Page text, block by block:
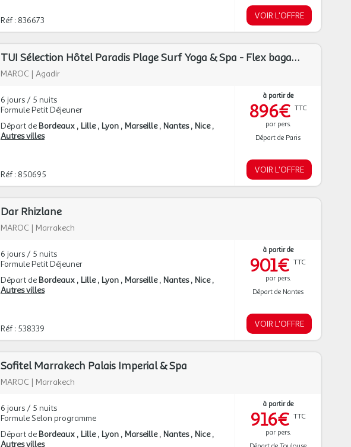
Réf : 836673 VOIR L'OFFRE
TUI Sélection Hôtel Paradis Plage Surf Yoga & Spa - Flex bagages inclus *****
MAROC | Agadir
6 jours / 5 nuits
Formule Petit Déjeuner
Départ de Bordeaux Lille Lyon Marseille Nantes Nice
Autres villes
Réf : 850695
à partir de
896€ TTC
par pers.
Départ de Paris
VOIR L'OFFRE
Dar Rhizlane
MAROC | Marrakech
6 jours / 5 nuits
Formule Petit Déjeuner
Départ de Bordeaux Lille Lyon Marseille Nantes Nice
Autres villes
Réf : 538339
à partir de
901€ TTC
par pers.
Départ de Nantes
VOIR L'OFFRE
Sofitel Marrakech Palais Imperial & Spa
MAROC | Marrakech
6 jours / 5 nuits
Formule Selon programme
Départ de Bordeaux Lille Lyon Marseille Nantes Nice
Autres villes
à partir de
916€ TTC
par pers.